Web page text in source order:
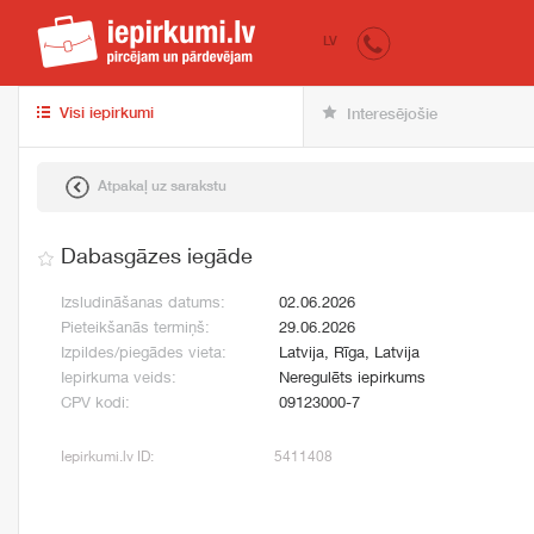
iepirkumi.lv
LV
Visi iepirkumi Interesējošie
Atpakaļ uz sarakstu
Dabasgāzes iegāde
Izsludināšanas datums:
02.06.2026
Pieteikšanās termiņš:
29.06.2026
Izpildes/piegādes vieta:
Latvija, Rīga, Latvija
Iepirkuma veids:
Neregulēts iepirkums
CPV kodi:
09123000-7
Iepirkumi.lv ID: 5411408